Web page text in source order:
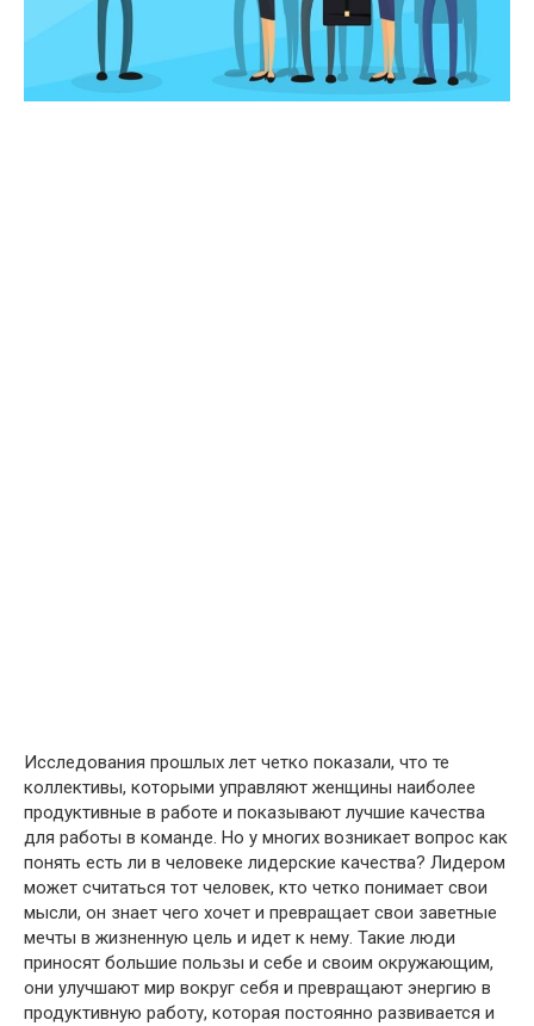
Исследования прошлых лет четко показали, что те
коллективы, которыми управляют женщины наиболее
продуктивные в работе и показывают лучшие качества
для работы в команде. Но у многих возникает вопрос как
понять есть ли в человеке лидерские качества? Лидером
может считаться тот человек, кто четко понимает свои
мысли, он знает чего хочет и превращает свои заветные
мечты в жизненную цель и идет к нему. Такие люди
приносят большие пользы и себе и своим окружающим,
они улучшают мир вокруг себя и превращают энергию в
продуктивную работу, которая постоянно развивается и